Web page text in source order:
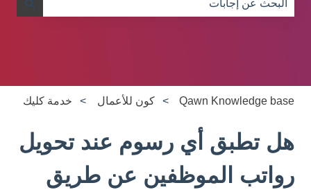
Qawn Knowledge base كون للأعمال خدمة كليك
هل تطبق أي رسوم عند تحويل
رواتب الموظفين عن طريق